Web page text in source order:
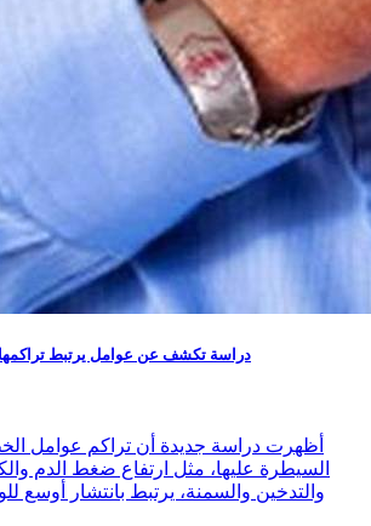
دراسة تكشف عن عوامل يرتبط تراكمها
أظهرت دراسة جديدة أن تراكم عوامل
السيطرة عليها، مثل ارتفاع ضغط الدم
والتدخين والسمنة، يرتبط بانتشار أوسع